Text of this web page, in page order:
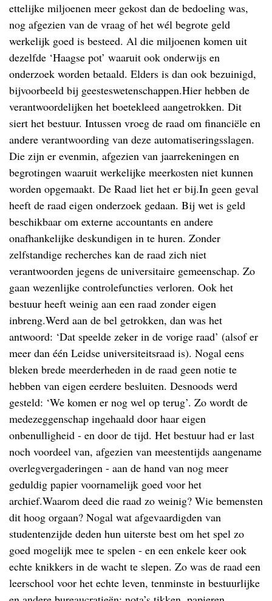
ettelijke miljoenen meer gekost dan de bedoeling was,
nog afgezien van de vraag of het wél begrote geld
werkelijk goed is besteed. Al die miljoenen komen uit
dezelfde ‘Haagse pot’ waaruit ook onderwijs en
onderzoek worden betaald. Elders is dan ook bezuinigd,
bijvoorbeeld bij geesteswetenschappen.Hier hebben de
verantwoordelijken het boetekleed aangetrokken. Dit
siert het bestuur. Intussen vroeg de raad om financiële en
andere verantwoording van deze automatiseringsslagen.
Die zijn er evenmin, afgezien van jaarrekeningen en
begrotingen waaruit werkelijke meerkosten niet kunnen
worden opgemaakt. De Raad liet het er bij.In geen geval
heeft de raad eigen onderzoek gedaan. Bij wet is geld
beschikbaar om externe accountants en andere
onafhankelijke deskundigen in te huren. Zonder
zelfstandige recherches kan de raad zich niet
verantwoorden jegens de universitaire gemeenschap. Zo
gaan wezenlijke controlefuncties verloren. Ook het
bestuur heeft weinig aan een raad zonder eigen
inbreng.Werd aan de bel getrokken, dan was het
antwoord: ‘Dat speelde zeker in de vorige raad’ (alsof er
meer dan één Leidse universiteitsraad is). Nogal eens
bleken brede meerderheden in de raad geen notie te
hebben van eigen eerdere besluiten. Desnoods werd
gesteld: ‘We komen er nog wel op terug’. Zo wordt de
medezeggenschap ingehaald door haar eigen
onbenulligheid - en door de tijd. Het bestuur had er last
noch voordeel van, afgezien van meestentijds aangename
overlegvergaderingen - aan de hand van nog meer
geduldig papier voornamelijk goed voor het
archief.Waarom deed die raad zo weinig? Wie bemensten
dit hoog orgaan? Nogal wat afgevaardigden van
studentenzijde deden hun uiterste best om het spel zo
goed mogelijk mee te spelen - en een enkele keer ook
echte knikkers in de wacht te slepen. Zo was de raad een
leerschool voor het echte leven, tenminste in bestuurlijke